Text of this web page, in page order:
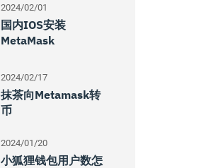
2024/02/01
国内iOS安装
MetaMask
2024/02/17
抹茶向Metamask转
币
2024/01/20
小狐狸钱包用户数怎